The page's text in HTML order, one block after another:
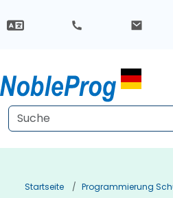
Startseite
Programmierung